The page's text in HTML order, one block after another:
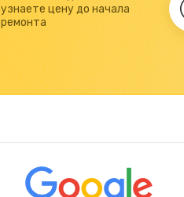
узнаете цену до начала
ремонта